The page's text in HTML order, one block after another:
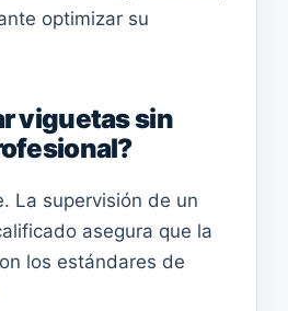
optimizar su
viguetas sin
La supervisión de un
asegura que la
los estándares de